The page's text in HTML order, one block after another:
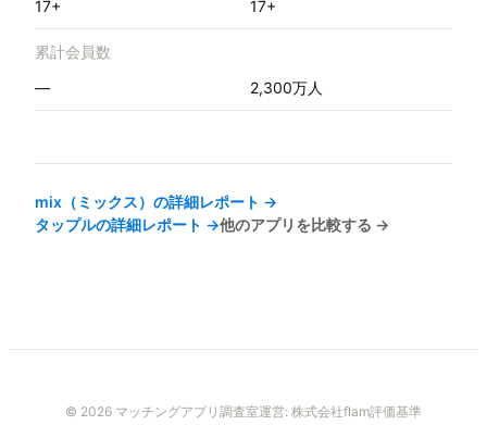
17+
17+
累計会員数
—
2,300万人
mix（ミックス） の詳細レポート →
タップルの詳細レポート →他のアプリを比較する →
© 2026 マッチングアプリ調査室運営: 株式会社flam評価基準